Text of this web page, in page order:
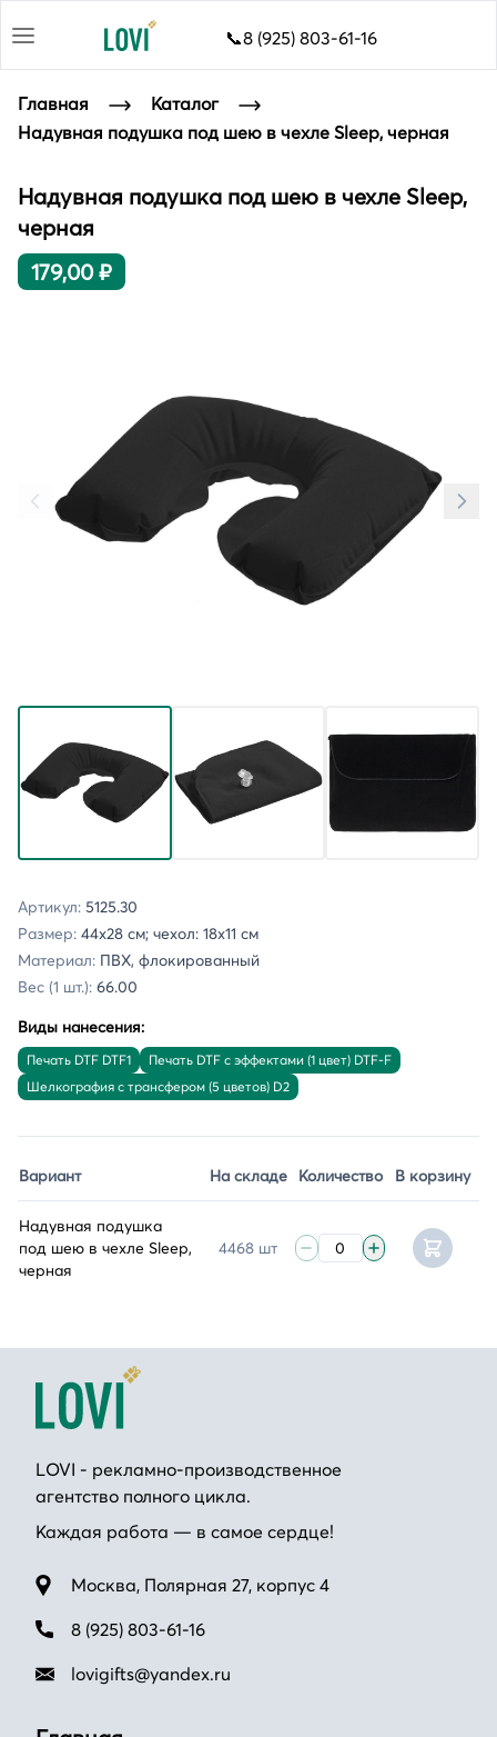
📞8 (925) 803-61-16
Главная
Каталог
Надувная подушка под шею в чехле Sleep, черная
Надувная подушка под шею в чехле Sleep,
черная
179,00 ₽
Артикул: 5125.30
Размер: 44х28 см; чехол: 18х11 см
Материал: ПВХ, флокированный
Вес (1 шт.): 66.00
Виды нанесения:
Печать DTF DTF1
Печать DTF с эффектами (1 цвет) DTF-F
Шелкография с трансфером (5 цветов) D2
Вариант На складе Количество В корзину
Надувная подушка
под шею в чехле Sleep,
черная
4468 шт
LOVI - рекламно-производственное
агентство полного цикла.
Каждая работа — в самое сердце!
Москва, Полярная 27, корпус 4
8 (925) 803-61-16
lovigifts@yandex.ru